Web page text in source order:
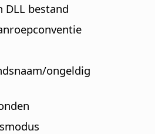
DLL bestand
ongeldig